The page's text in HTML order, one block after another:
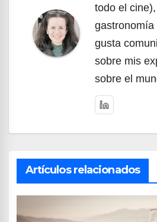
todo el
gastronomía
gusta
sobre mis
sobre el
Artículos relacionados